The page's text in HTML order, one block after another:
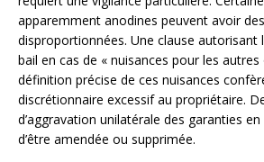
apparemment anodines peuvent avoir
disproportionnées. Une clause autorisant
bail en cas de « nuisances pour les
définition précise de ces nuisances
discrétionnaire excessif au propriétaire.
d’aggravation unilatérale des garanties
d’être amendée ou supprimée.